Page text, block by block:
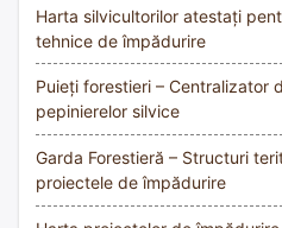
Harta silvicultorilor atestați
tehnice de împădurire
Puieți forestieri – Centralizator
pepinierelor silvice
Garda Forestieră – Structuri
proiectele de împădurire